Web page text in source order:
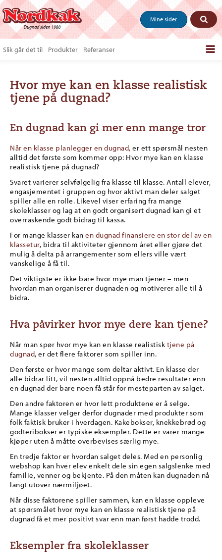
Mine sider
Slik går det til Produkter Referanser
Salgstips & last ned
Vanlige spørsmål
Om oss
Kontakt
Hvor mye kan en klasse realistisk
tjene på dugnad?
En dugnad kan gi mer enn mange tror
Når en klasse planlegger en dugnad, er ett spørsmål nesten
alltid det første som kommer opp: Hvor mye kan en klasse
realistisk tjene på dugnad?
Svaret varierer selvfølgelig fra klasse til klasse. Antall elever,
engasjementet i gruppen og hvor aktivt man deler salget
spiller alle en rolle. Likevel viser erfaring fra mange
skoleklasser og lag at en godt organisert dugnad kan gi et
overraskende godt bidrag til kassa.
For mange klasser kan en dugnad finansiere en stor del av en
klassetur, bidra til aktiviteter gjennom året eller gjøre det
mulig å delta på arrangementer som ellers ville vært
vanskelige å få til.
Det viktigste er ikke bare hvor mye man tjener – men
hvordan man organiserer dugnaden og motiverer alle til å
bidra.
Hva påvirker hvor mye dere kan tjene?
Når man spør hvor mye kan en klasse realistisk tjene på
dugnad, er det flere faktorer som spiller inn.
Den første er hvor mange som deltar aktivt. En klasse der
alle bidrar litt, vil nesten alltid oppnå bedre resultater enn
en dugnad der bare noen få står for mesteparten av salget.
Den andre faktoren er hvor lett produktene er å selge.
Mange klasser velger derfor dugnader med produkter som
folk faktisk bruker i hverdagen. Kakebokser, knekkebrød og
godteribokser er typiske eksempler. Dette er varer mange
kjøper uten å måtte overbevises særlig mye.
En tredje faktor er hvordan salget deles. Med en personlig
webshop kan hver elev enkelt dele sin egen salgslenke med
familie, venner og bekjente. På den måten kan dugnaden nå
langt utover nærmiljøet.
Når disse faktorene spiller sammen, kan en klasse oppleve
at spørsmålet hvor mye kan en klasse realistisk tjene på
dugnad få et mer positivt svar enn man først hadde trodd.
Eksempler fra skoleklasser